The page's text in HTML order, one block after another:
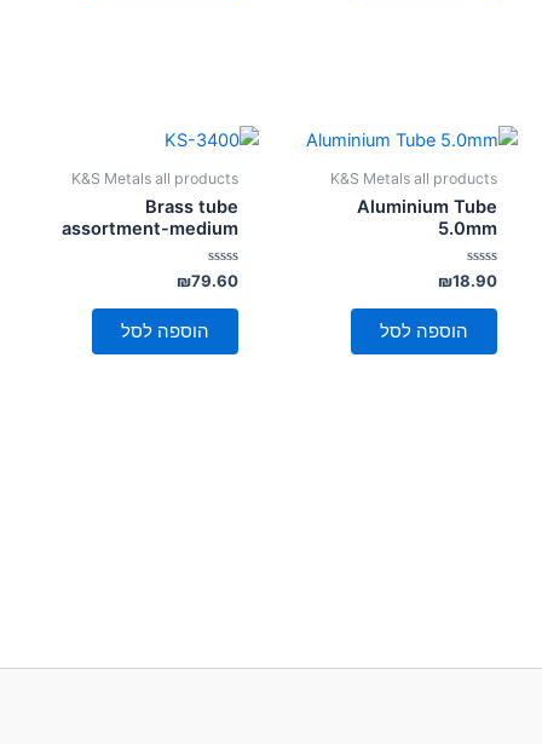
K&S Metals all products
Aluminium Tube
5.0mm
דורג
0
מתוך
₪18.90
הוספה לסל
K&S Metals all products
Brass tube
assortment-medium
דורג
0
מתוך
₪79.60
הוספה לסל